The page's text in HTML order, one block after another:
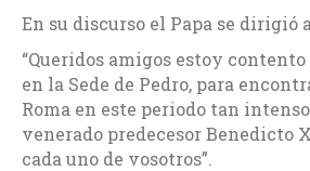
En su discurso el Papa se dirigió
“Queridos amigos estoy
en la Sede de Pedro, para
Roma en este periodo tan
venerado predecesor Benedicto
cada uno de vosotros”.